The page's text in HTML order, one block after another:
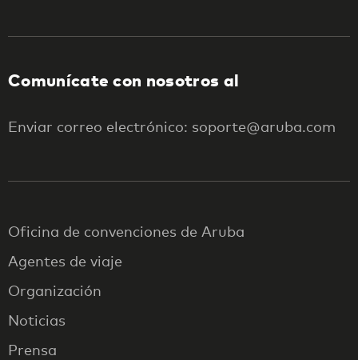
Comunícate con nosotros al
Enviar correo electrónico: soporte@aruba.com
Oficina de convenciones de Aruba
Agentes de viaje
Organización
Noticias
Prensa